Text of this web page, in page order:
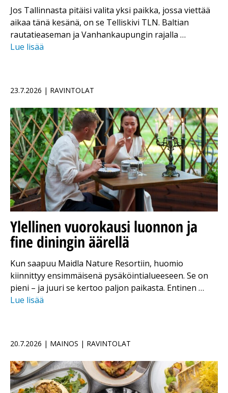
Jos Tallinnasta pitäisi valita yksi paikka, jossa viettää
aikaa tänä kesänä, on se Telliskivi TLN. Baltian
rautatieaseman ja Vanhankaupungin rajalla …
Lue lisää
23.7.2026 | RAVINTOLAT
Ylellinen vuorokausi luonnon ja
fine diningin äärellä
Kun saapuu Maidla Nature Resortiin, huomio
kiinnittyy ensimmäisenä pysäköintialueeseen. Se on
pieni – ja juuri se kertoo paljon paikasta. Entinen …
Lue lisää
20.7.2026 | MAINOS | RAVINTOLAT